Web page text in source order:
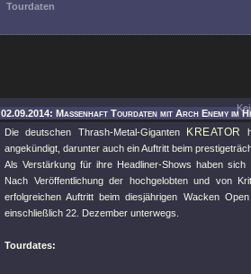
Tourdaten
02.09.2014: Massenhaft Tourdaten mit Arch Enemy im
Die deutschen Thrash-Metal-Giganten
KREATOR
angekündigt, darunter auch ein Auftritt beim
Als Verstärkung für ihre Headliner-Shows haben sich
Nach Veröffentlichung der hochgelobten und von
erfolgreichen Auftritt beim diesjährigen Wacken
einschließlich 22. Dezember unterwegs.
Tourdates: